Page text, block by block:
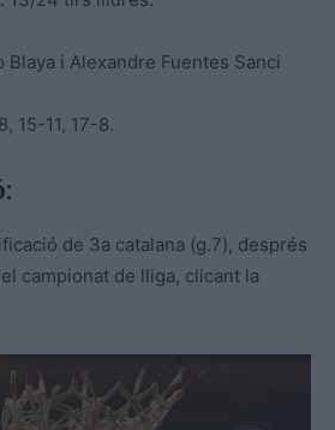
Blaya i Alexandre Fuentes Sanci
15-11, 17-8.
de 3a catalana (g.7), després
campionat de lliga, clicant la